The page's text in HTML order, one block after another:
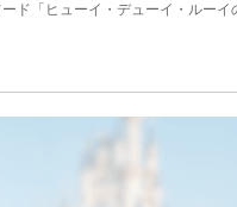
ド「ヒューイ・デューイ・ルーイ